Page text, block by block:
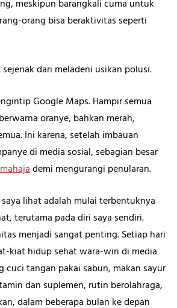
meskipun barangkali cuma untuk
orang bisa beraktivitas seperti
dari meladeni usikan polusi.
Google Maps. Hampir semua
oranye, bahkan merah,
Ini karena, setelah imbauan
di media sosial, sebagian besar
demi mengurangi penularan.
lihat adalah mulai terbentuknya
terutama pada diri saya sendiri.
menjadi sangat penting. Setiap hari
kiat hidup sehat wara-wiri di media
cuci tangan pakai sabun, makan sayur
dan suplemen, rutin berolahraga,
dalam beberapa bulan ke depan